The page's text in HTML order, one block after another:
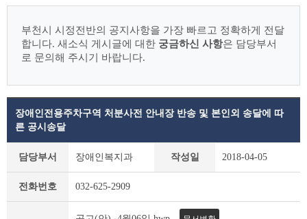
부천시 시정전반의 공지사항을 가장 빠르고 정확하게 전달
합니다. 새소식 게시글에 대한 궁금하신 사항은 담당부서
로 문의해 주시기 바랍니다.
세
장애인전용주차구역 처분사전 안내장 반송 및 본인외 송달에 따
른 공시송달
담당부서 장애인복지과 작성일 2018-04-05
전화번호 032-625-2909